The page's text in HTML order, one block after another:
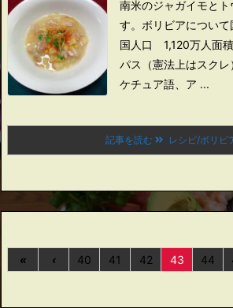
南米のジャガイモと
す。 ボリビアについて
国 人口 1,120万人面
パス（憲法上はスクレ
ケチュア語、ア ...
記事を読む レシピ/ボリビ
« ‹ 40 41 42 43 44